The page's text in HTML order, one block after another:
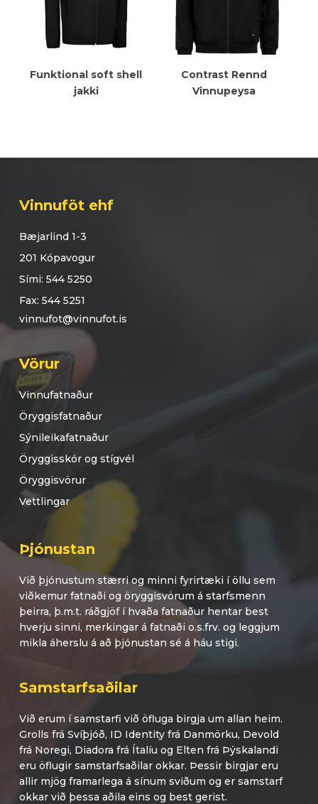
Meiri Upplýsingar
Funktional soft shell
jakki
Meiri Upplýsingar
Contrast Rennd
Vinnupeysa
Vinnuföt ehf
Bæjarlind 1-3
201 Kópavogur
Sími: 544 5250
Fax: 544 5251
vinnufot@vinnufot.is
Vörur
Vinnufatnaður
Öryggisfatnaður
Sýnileikafatnaður
Öryggisskór og stígvél
Öryggisvörur
Vettlingar
Þjónustan
Við þjónustum stærri og minni fyrirtæki í öllu sem
viðkemur fatnaði og öryggisvörum á starfsmenn
þeirra, þ.m.t. ráðgjöf í hvaða fatnaður hentar best
hverju sinni, merkingar á fatnaði o.s.frv. og leggjum
mikla áherslu á að þjónustan sé á háu stigi.
Samstarfsaðilar
Við erum í samstarfi við öfluga birgja um allan heim.
Grolls frá Svíþjóð, ID Identity frá Danmörku, Devold
frá Noregi, Diadora frá Ítalíu og Elten frá Þýskalandi
eru öflugir samstarfsaðilar okkar. Þessir birgjar eru
allir mjög framarlega á sínum sviðum og er samstarf
okkar við þessa aðila eins og best gerist.